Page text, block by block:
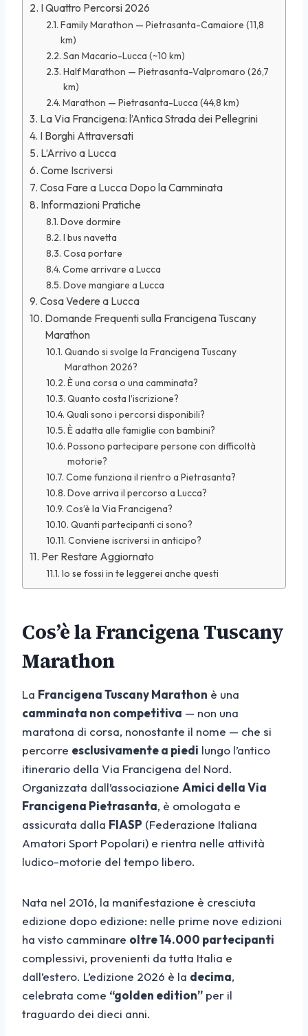
I Quattro Percorsi 2026
Family Marathon — Pietrasanta-Camaiore (11,8
km)
San Macario-Lucca (~10 km)
Half Marathon — Pietrasanta-Valpromaro (26,7
km)
Marathon — Pietrasanta-Lucca (44,8 km)
La Via Francigena: l’Antica Strada dei Pellegrini
I Borghi Attraversati
L’Arrivo a Lucca
Come Iscriversi
Cosa Fare a Lucca Dopo la Camminata
Informazioni Pratiche
Dove dormire
I bus navetta
Cosa portare
Come arrivare a Lucca
Dove mangiare a Lucca
Cosa Vedere a Lucca
Domande Frequenti sulla Francigena Tuscany
Marathon
Quando si svolge la Francigena Tuscany
Marathon 2026?
È una corsa o una camminata?
Quanto costa l’iscrizione?
Quali sono i percorsi disponibili?
È adatta alle famiglie con bambini?
Possono partecipare persone con difficoltà
motorie?
Come funziona il rientro a Pietrasanta?
Dove arriva il percorso a Lucca?
Cos’è la Via Francigena?
Quanti partecipanti ci sono?
Conviene iscriversi in anticipo?
Per Restare Aggiornato
Io se fossi in te leggerei anche questi
Cos’è la Francigena Tuscany
Marathon
La Francigena Tuscany Marathon è una
camminata non competitiva — non una
maratona di corsa, nonostante il nome — che si
percorre esclusivamente a piedi lungo l’antico
itinerario della Via Francigena del Nord.
Organizzata dall’associazione Amici della Via
Francigena Pietrasanta, è omologata e
assicurata dalla FIASP (Federazione Italiana
Amatori Sport Popolari) e rientra nelle attività
ludico-motorie del tempo libero.
Nata nel 2016, la manifestazione è cresciuta
edizione dopo edizione: nelle prime nove edizioni
ha visto camminare oltre 14.000 partecipanti
complessivi, provenienti da tutta Italia e
dall’estero. L’edizione 2026 è la decima,
celebrata come “golden edition” per il
traguardo dei dieci anni.